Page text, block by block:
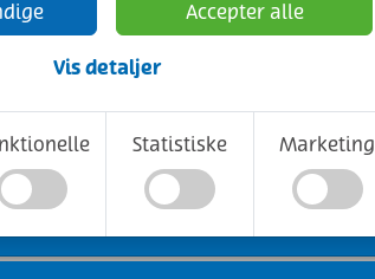
Accepter alle
Vis detaljer
Statistiske Marketing
sker under opholdet?
vil stå for slutrengøringen?